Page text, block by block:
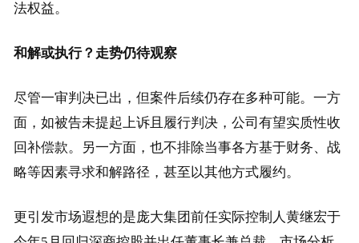
法权益。
和解或执行？走势仍待观察
尽管一审判决已出，但案件后续仍存在多种可能。一方
面，如被告未提起上诉且履行判决，公司有望实质性收
回补偿款。另一方面，也不排除当事各方基于财务、战
略等因素寻求和解路径，甚至以其他方式履约。
更引发市场遐想的是庞大集团前任实际控制人黄继宏于